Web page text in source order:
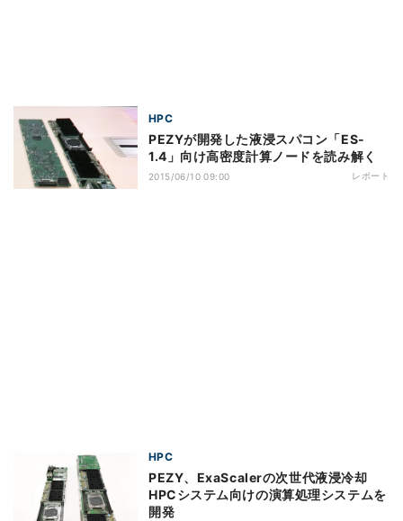
HPC
PEZYが開発した液浸スパコン「ES-
1.4」向け高密度計算ノードを読み解く
2015/06/10 09:00 レポート
HPC
PEZY、ExaScalerの次世代液浸冷却
HPCシステム向けの演算処理システムを
開発